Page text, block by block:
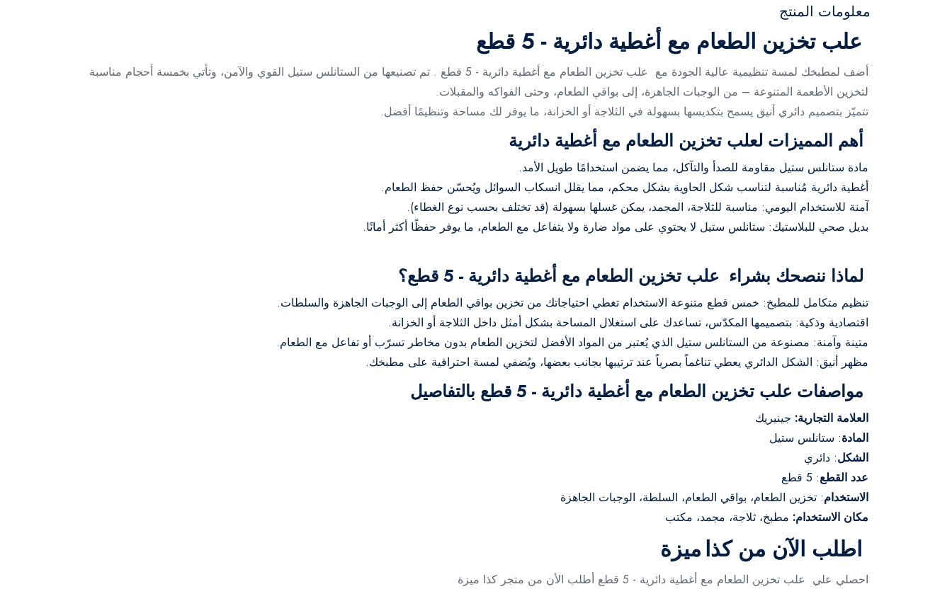
معلومات المنتج
علب تخزين الطعام مع أغطية دائرية - 5 قطع
أضف لمطبخك لمسة تنظيمية عالية الجودة مع علب تخزين الطعام مع أغطية دائرية - 5 قطع . تم تصنيعها من الستانلس ستيل القوي والآمن، وتأتي بخمسة أحجام مناسبة
لتخزين الأطعمة المتنوعة – من الوجبات الجاهزة، إلى بواقي الطعام، وحتى الفواكه والمقبلات.
تتميّز بتصميم دائري أنيق يسمح بتكديسها بسهولة في الثلاجة أو الخزانة، ما يوفر لك مساحة وتنظيمًا أفضل.
أهم المميزات لعلب تخزين الطعام مع أغطية دائرية
مادة ستانلس ستيل مقاومة للصدأ والتآكل، مما يضمن استخدامًا طويل الأمد.
أغطية دائرية مُناسبة لتناسب شكل الحاوية بشكل محكم، مما يقلل انسكاب السوائل ويُحسّن حفظ الطعام.
آمنة للاستخدام اليومي: مناسبة للثلاجة، المجمد، يمكن غسلها بسهولة (قد تختلف بحسب نوع الغطاء).
بديل صحي للبلاستيك: ستانلس ستيل لا يحتوي على مواد ضارة ولا يتفاعل مع الطعام، ما يوفر حفظًا أكثر أمانًا.
لماذا ننصحك بشراء علب تخزين الطعام مع أغطية دائرية - 5 قطع؟
تنظيم متكامل للمطبخ: خمس قطع متنوعة الاستخدام تغطي احتياجاتك من تخزين بواقي الطعام إلى الوجبات الجاهزة والسلطات.
اقتصادية وذكية: بتصميمها المكدّس، تساعدك على استغلال المساحة بشكل أمثل داخل الثلاجة أو الخزانة.
متينة وآمنة: مصنوعة من الستانلس ستيل الذي يُعتبر من المواد الأفضل لتخزين الطعام بدون مخاطر تسرّب أو تفاعل مع الطعام.
مظهر أنيق: الشكل الدائري يعطي تناغماً بصرياً عند ترتيبها بجانب بعضها، ويُضفي لمسة احترافية على مطبخك.
مواصفات علب تخزين الطعام مع أغطية دائرية - 5 قطع بالتفاصيل
العلامة التجارية: جينيريك
المادة: ستانلس ستيل
الشكل: دائري
عدد القطع: 5 قطع
الاستخدام: تخزين الطعام، بواقي الطعام، السلطة، الوجبات الجاهزة
مكان الاستخدام: مطبخ، ثلاجة، مجمد، مكتب
اطلب الآن من كذا ميزة
احصلي علي علب تخزين الطعام مع أغطية دائرية - 5 قطع أطلب الأن من متجر كذا ميزة